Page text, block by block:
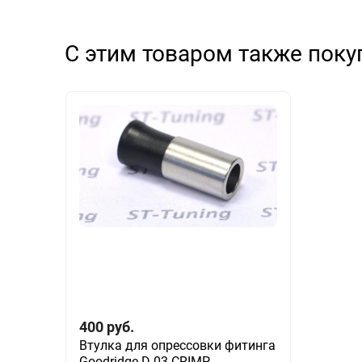
С этим товаром также
400 руб.
Втулка для опрессовки фитинга